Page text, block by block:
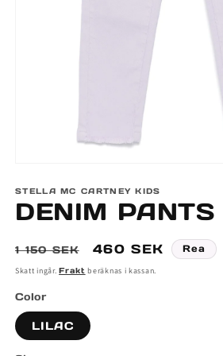
1
modalfönster
STELLA MC CARTNEY KIDS
DENIM PANTS
Ordinarie
pris
1 150 SEK Försäljningspris
460 SEK Rea
Skatt ingår.Frakt beräknas i kassan.
Color
LILAC